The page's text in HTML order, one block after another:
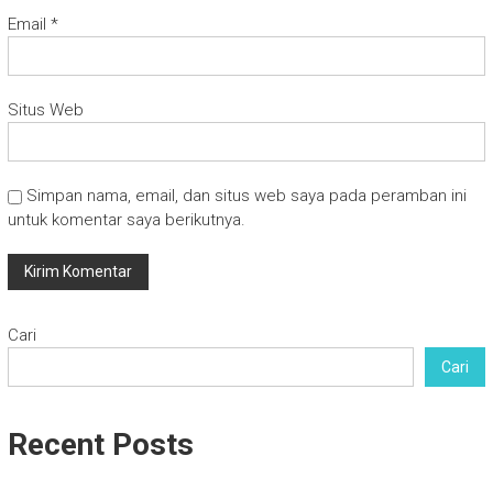
Email *
Situs Web
Simpan nama, email, dan situs web saya pada peramban ini
untuk komentar saya berikutnya.
Cari
Cari
Recent Posts